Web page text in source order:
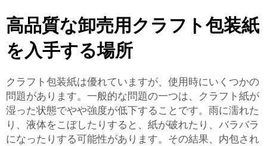
高品質な卸売用クラフト包装紙
を入手する場所
クラフト包装紙は優れていますが、使用時にいくつかの
問題があります。一般的な問題の一つは、クラフト紙が
湿った状態でやや強度が低下することです。雨に濡れた
り、液体をこぼしたりすると、紙が破れたり、バラバラ
になったりする可能性があります。その結果、内包され